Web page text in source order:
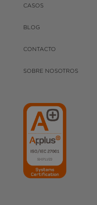
CASOS
BLOG
CONTACTO
SOBRE NOSOTROS